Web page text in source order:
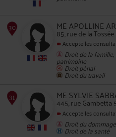
ME APOLLINE
85, rue de la
Accepte les
Droit de la
patrimoine
Droit pénal
Droit du travail
ME SYLVIE
445, rue Gambetta
Accepte les
Droit du
Droit de la santé